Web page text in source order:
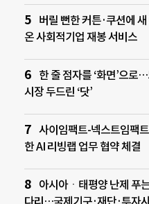
버릴 뻔한 커튼·쿠션에
온 사회적기업 재봉 서비스
한 줄 점자를 ‘화면’으로
시장 두드린 ‘닷’
사이임팩트-넥스트임팩
한 AI 리빙랩 업무 협약 체결
아시아ㆍ태평양 난제 푸